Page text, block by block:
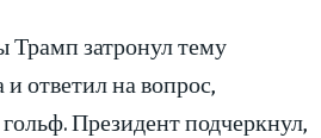
Трамп затронул тему
и ответил на вопрос,
Президент подчеркнул,